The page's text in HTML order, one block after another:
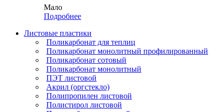
Мало
Подробнее
Листовые пластики
Поликарбонат для теплиц
Поликарбонат монолитный профилированный
Поликарбонат сотовый
Поликарбонат монолитный
ПЭТ листовой
Акрил (оргстекло)
Полипропилен листовой
Полистирол листовой